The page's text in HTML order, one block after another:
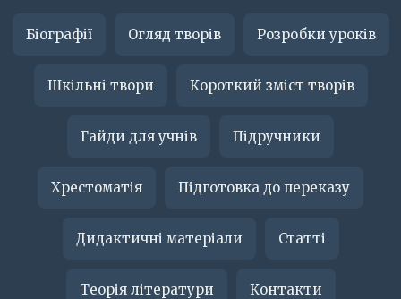
Біографії Огляд творів Розробки уроків
Шкільні твори Короткий зміст творів
Гайди для учнів Підручники
Хрестоматія Підготовка до переказу
Дидактичні матеріали Статті
Теорія літератури Контакти